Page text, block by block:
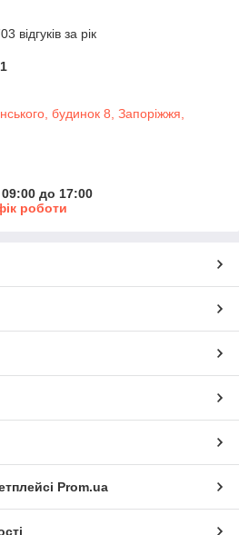
відгуків за рік
будинок 8, Запоріжжя,
до 17:00
роботи
Prom.ua